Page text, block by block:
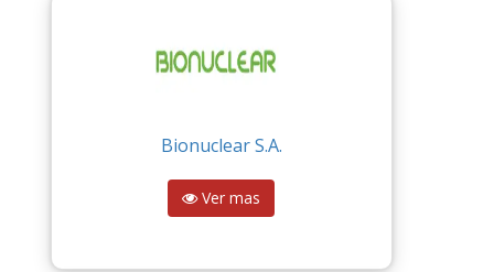
Bionuclear S.A.
Ver mas